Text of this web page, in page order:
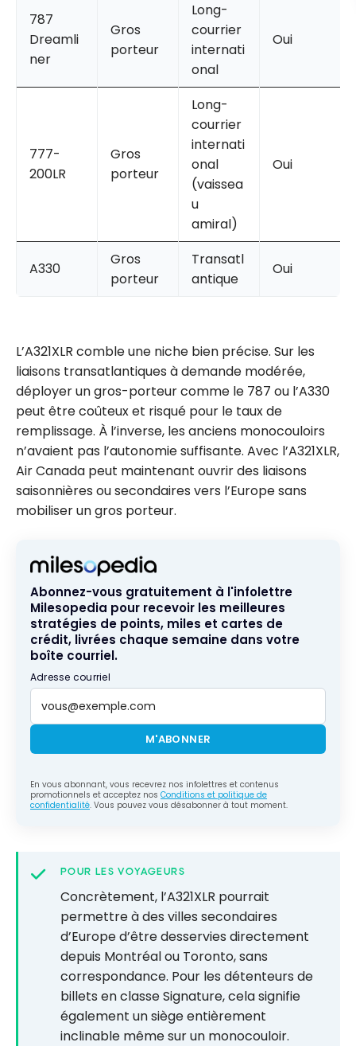
787
Dreamli
ner
Gros
porteur
Long-
courrier
internati
onal
Oui
777-
200LR
Gros
porteur
Long-
courrier
internati
onal
(vaissea
u
amiral)
Oui
A330
Gros
porteur
Transatl
antique
Oui
L’A321XLR comble une niche bien précise. Sur les
liaisons transatlantiques à demande modérée,
déployer un gros-porteur comme le 787 ou l’A330
peut être coûteux et risqué pour le taux de
remplissage. À l’inverse, les anciens monocouloirs
n’avaient pas l’autonomie suffisante. Avec l’A321XLR,
Air Canada peut maintenant ouvrir des liaisons
saisonnières ou secondaires vers l’Europe sans
mobiliser un gros porteur.
Abonnez-vous gratuitement à l'infolettre
Milesopedia pour recevoir les meilleures
stratégies de points, miles et cartes de
crédit, livrées chaque semaine dans votre
boîte courriel.
Adresse courriel
M'ABONNER
En vous abonnant, vous recevrez nos infolettres et contenus
promotionnels et acceptez nos Conditions et politique de
confidentialité. Vous pouvez vous désabonner à tout moment.
POUR LES VOYAGEURS
Concrètement, l’A321XLR pourrait
permettre à des villes secondaires
d’Europe d’être desservies directement
depuis Montréal ou Toronto, sans
correspondance. Pour les détenteurs de
billets en classe Signature, cela signifie
également un siège entièrement
inclinable même sur un monocouloir.